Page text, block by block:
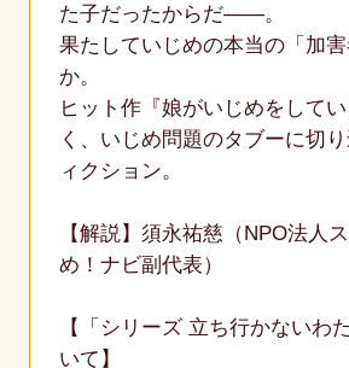
た子だったからだ――。
果たしていじめの本当の「加
か。
ヒット作『娘がいじめをして
く、いじめ問題のタブーに切
ィクション。
【解説】須永祐慈（NPO法人
め！ナビ副代表）
【「シリーズ 立ち行かないわ
いて】